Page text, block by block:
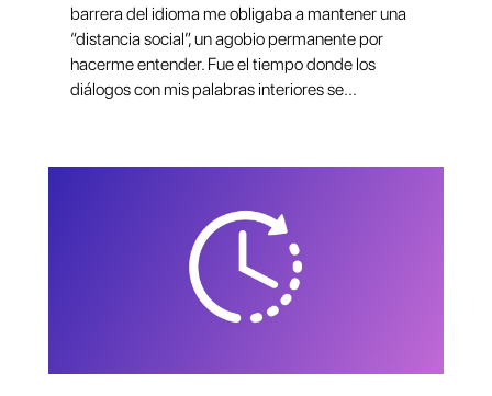
barrera del idioma me obligaba a mantener una
“distancia social”, un agobio permanente por
hacerme entender. Fue el tiempo donde los
diálogos con mis palabras interiores se...